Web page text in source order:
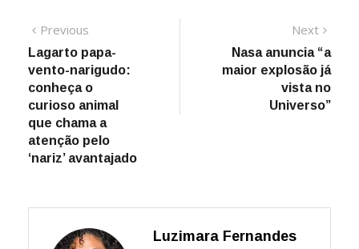
Navegação
de
Post
Previous
post:
Lagarto papa-
vento-narigudo:
conheça o
curioso animal
que chama a
atenção pelo
‘nariz’ avantajado
Next
post:
Nasa anuncia “a
maior explosão já
vista no
Universo”
Luzimara Fernandes